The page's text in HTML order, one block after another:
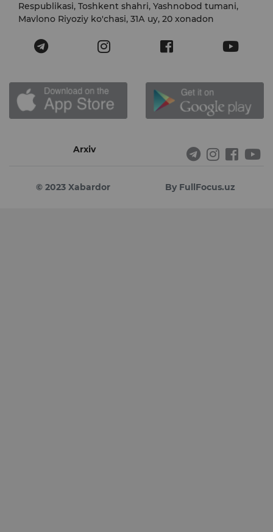
Respublikasi, Toshkent shahri, Yashnobod tumani,
Mavlono Riyoziy ko'chasi, 31А uy, 20 xonadon
Arxiv
© 2023 Xabardor By FullFocus.uz